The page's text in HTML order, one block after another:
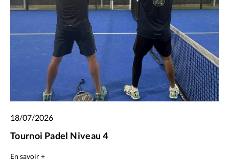
18/07/2026
Tournoi Padel Niveau 4
En savoir +